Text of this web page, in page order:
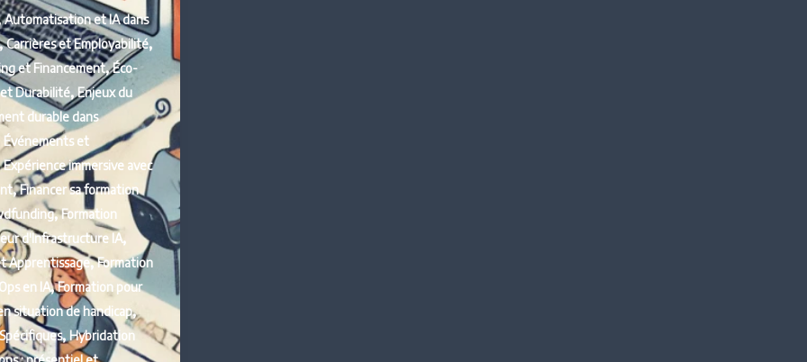
Automatisation et IA dans
Carrières et Employabilité,
et Financement,Éco-
Durabilité,Enjeux du
durable dans
Événements et
Expérience immersive avec
,Financer sa formation
,Formation
d'Infrastructure IA,
Apprentissage,Formation
en IA,Formation pour
situation de handicap,
, Hybridation